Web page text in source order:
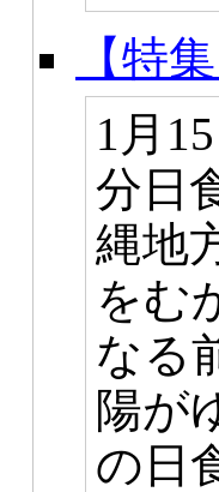
【特
1月
分日
縄地
をむ
なる
陽が
の日